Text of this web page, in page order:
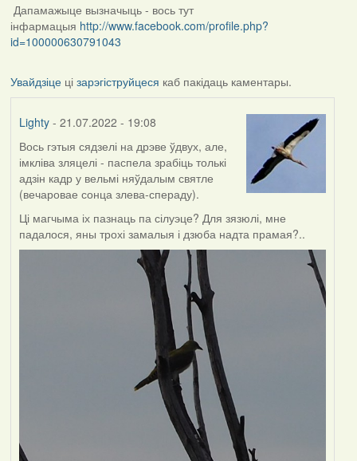
Дапамажыце вызначыць - вось тут
інфармацыя http://www.facebook.com/profile.php?
id=100000630791043
Увайдзіцеці зарэгіструйцеся каб пакідаць каментары.
Lighty- 21.07.2022 - 19:08
Вось гэтыя сядзелі на дрэве ўдвух, але,
імкліва зляцелі - паспела зрабіць толькі
адзін кадр у вельмі няўдалым святле
(вечаровае сонца злева-спераду).
Ці магчыма іх пазнаць па сілуэце? Для зязюлі, мне
падалося, яны трохі замалыя і дзюба надта прамая?..